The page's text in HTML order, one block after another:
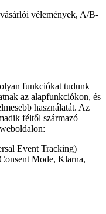
vélemények, A/B-
funkciókat tudunk
az alapfunkciókon, és
használatát. Az
féltől származó
Event Tracking)
Mode, Klarna,